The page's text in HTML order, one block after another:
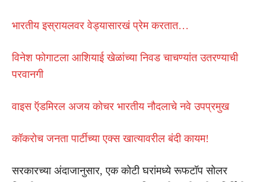
भारतीय इस्रायलवर वेड्यासारखं प्रेम करतात…
विनेश फोगाटला आशियाई खेळांच्या निवड चाचण्यांत उतरण्याची
परवानगी
वाइस ऍडमिरल अजय कोचर भारतीय नौदलाचे नवे उपप्रमुख
कॉकरोच जनता पार्टीच्या एक्स खात्यावरील बंदी कायम!
सरकारच्या अंदाजानुसार, एक कोटी घरांमध्ये रूफटॉप सोलर